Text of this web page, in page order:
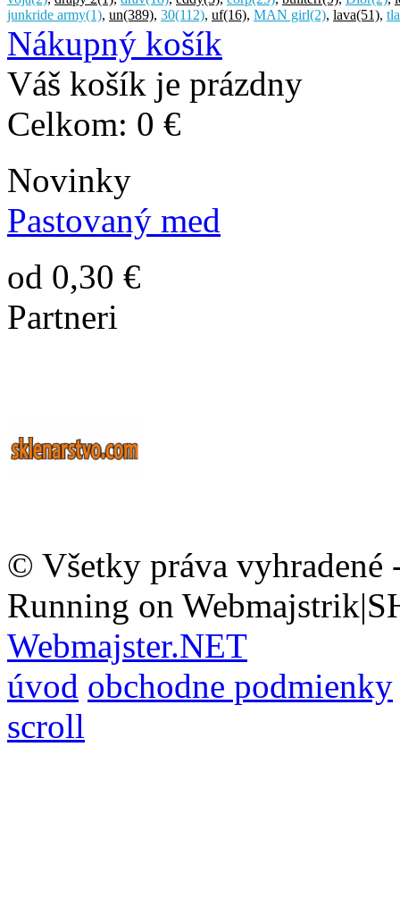
junkride army(1), un(389), 30(112), uf(16), MAN girl(2), lava(51),
Nákupný košík
Váš košík je prázdny
Celkom: 0 €
Novinky
Pastovaný med
od 0,30 €
Partneri
© Všetky práva vyhradené
Running on
Webmajster.NET
úvod obchodne podmienky
scroll